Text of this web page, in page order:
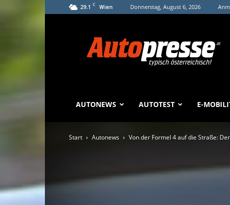
29.1 C Wien Donnerstag, August 6, 2026
AUTONEWS AUTOTEST E-
Start Autonews Von der Formel 4 auf die Straße: